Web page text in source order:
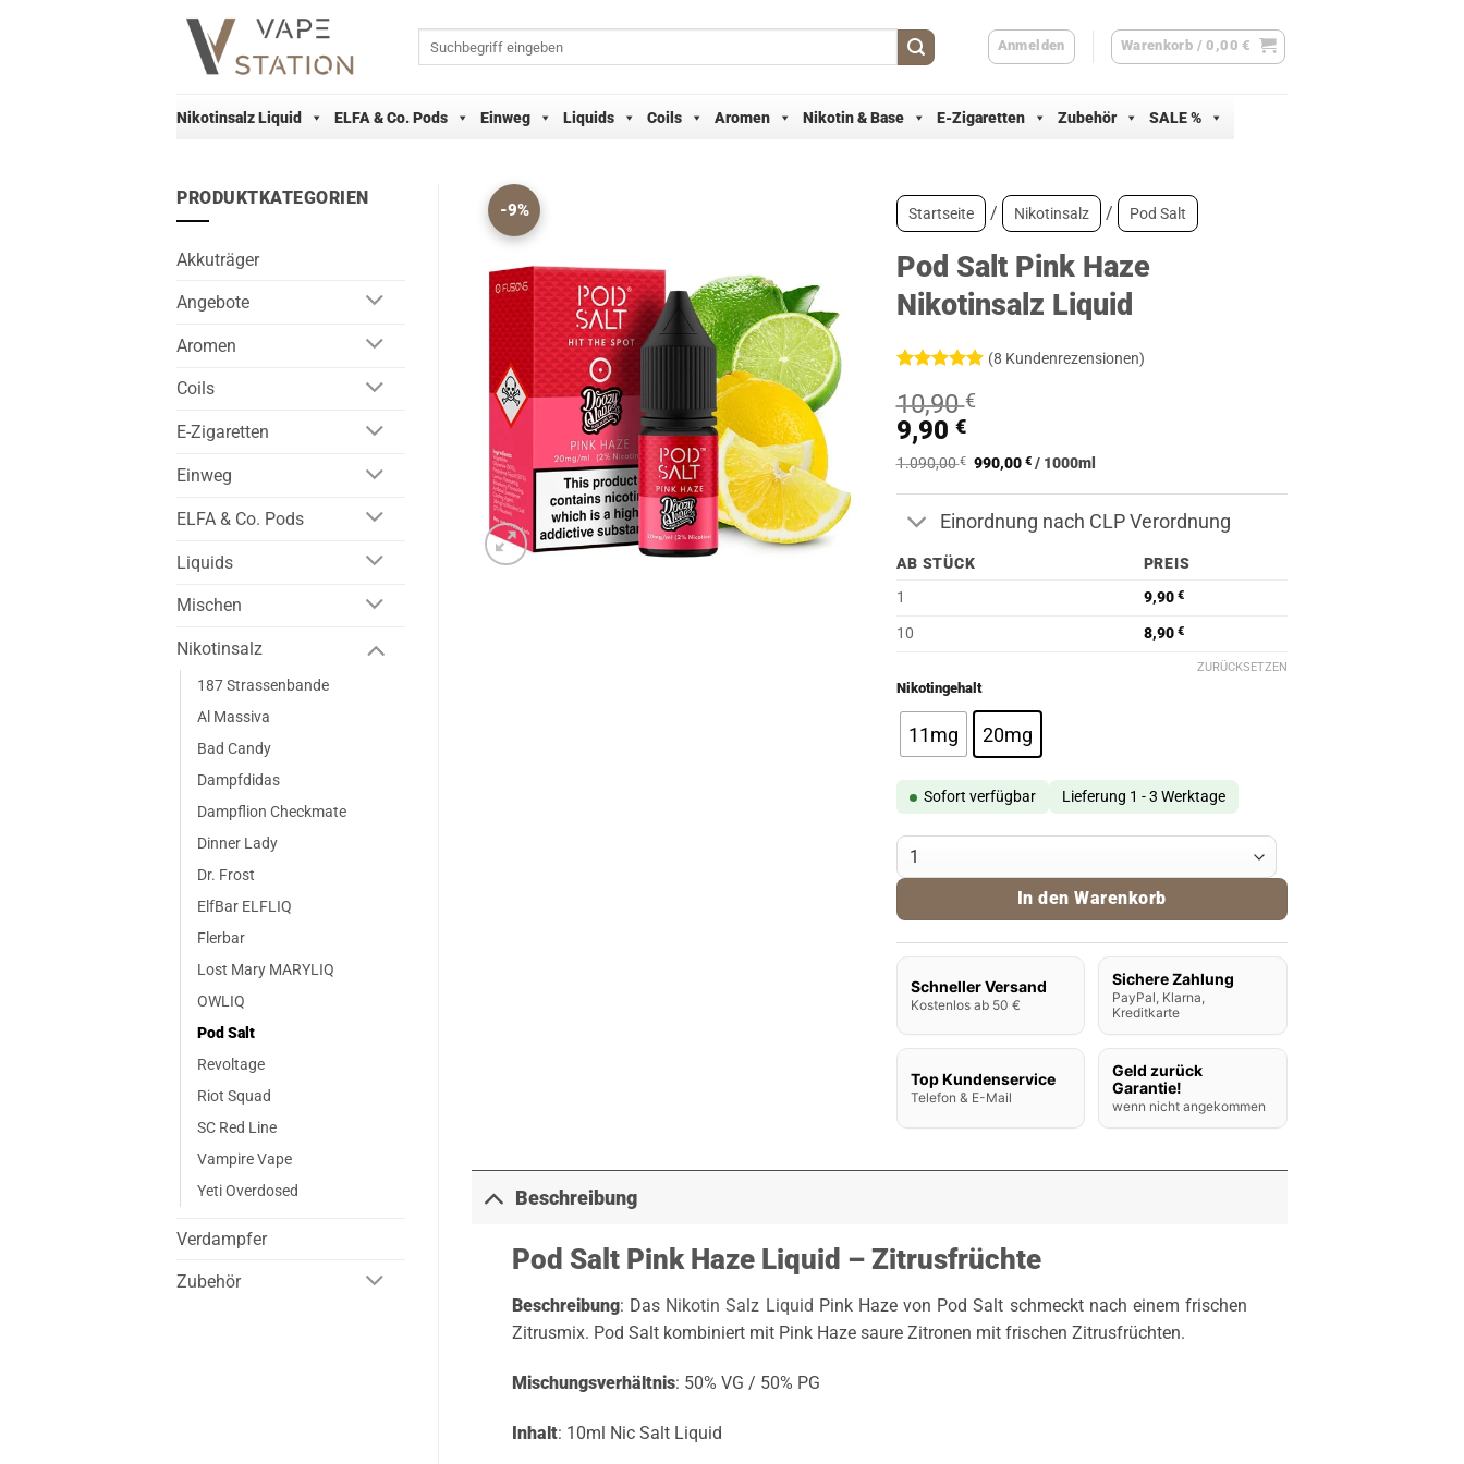
Anmelden Warenkorb /0,00€
Nikotinsalz Liquid ELFA & Co. Pods Einweg Liquids Coils Aromen Nikotin & Base E-Zigaretten Zubehör SALE %
PRODUKTKATEGORIEN
Akkuträger
Angebote
Aromen
Coils
E-Zigaretten
Einweg
ELFA & Co. Pods
Liquids
Mischen
Nikotinsalz
187 Strassenbande
Al Massiva
Bad Candy
Dampfdidas
Dampflion Checkmate
Dinner Lady
Dr. Frost
ElfBar ELFLIQ
Flerbar
Lost Mary MARYLIQ
OWLIQ
Pod Salt
Revoltage
Riot Squad
SC Red Line
Vampire Vape
Yeti Overdosed
Verdampfer
Zubehör
-9% Startseite / Nikotinsalz / Pod Salt
Pod Salt Pink Haze
Nikotinsalz Liquid
mit 5von
5, basierend
auf
Kundenbewertungen
(8 Kundenrezensionen)
10,90€
9,90 €
1.090,00€ 990,00 €/ 1000ml
Einordnung nach CLP Verordnung
AB STÜCK
PREIS
1
9,90 €
10 8,90 €
Nikotingehalt
11mg 20mg
ZURÜCKSETZEN
Sofort verfügbar Lieferung 1 - 3 Werktage
Pod Salt Pink Haze Nikotinsalz Liquid Menge
In den Warenkorb
Schneller Versand
Kostenlos ab 50 €
Sichere Zahlung
PayPal, Klarna,
Kreditkarte
Top Kundenservice
Telefon & E-Mail
Geld zurück
Garantie!
wenn nicht angekommen
Beschreibung
Pod Salt Pink Haze Liquid – Zitrusfrüchte
Beschreibung: Das Nikotin Salz Liquid Pink Haze von Pod Salt schmeckt nach einem frischen
Zitrusmix. Pod Salt kombiniert mit Pink Haze saure Zitronen mit frischen Zitrusfrüchten.
Mischungsverhältnis: 50% VG / 50% PG
Inhalt: 10ml Nic Salt Liquid